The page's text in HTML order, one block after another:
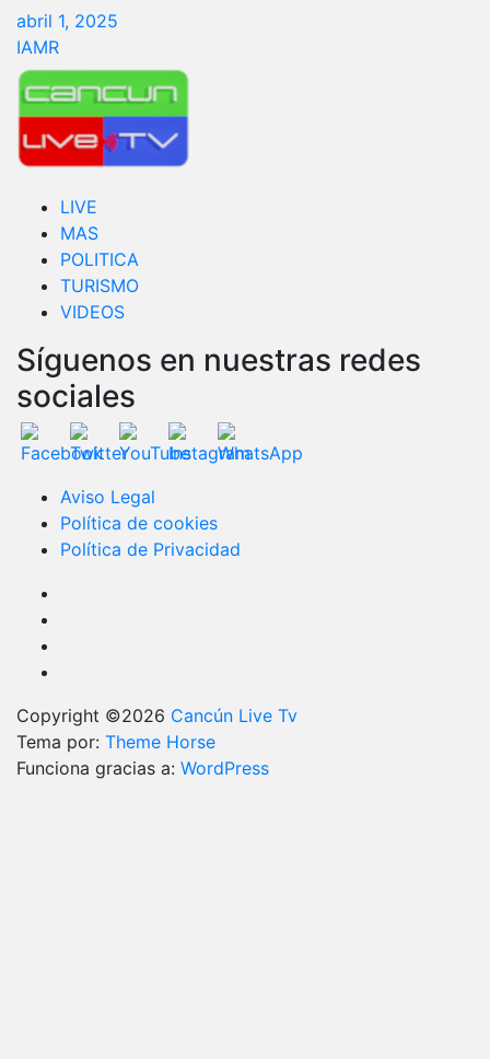
abril 1, 2025
IAMR
LIVE
MAS
POLITICA
TURISMO
VIDEOS
Síguenos en nuestras redes
sociales
Aviso Legal
Política de cookies
Política de Privacidad
Copyright ©2026 Cancún Live Tv
Tema por: Theme Horse
Funciona gracias a: WordPress